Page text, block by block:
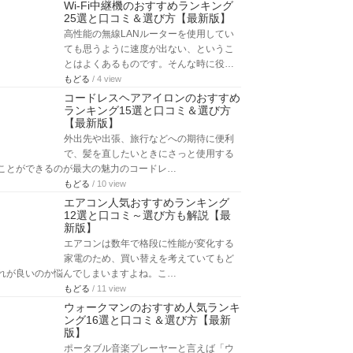
Wi-Fi中継機のおすすめランキング
25選と口コミ＆選び方【最新版】
高性能の無線LANルーターを使用してい
ても思うように速度が出ない、というこ
とはよくあるものです。そんな時に役…
もどる / 4 view
コードレスヘアアイロンのおすすめ
ランキング15選と口コミ＆選び方
【最新版】
外出先や出張、旅行などへの期待に便利
で、髪を直したいときにさっと使用する
とができるのが最大の魅力のコードレ…
もどる / 10 view
エアコン人気おすすめランキング
12選と口コミ～選び方も解説【最
新版】
エアコンは数年で格段に性能が変化する
家電のため、買い替えを考えていてもど
が良いのか悩んでしまいますよね。こ…
もどる / 11 view
ウォークマンのおすすめ人気ランキ
ング16選と口コミ＆選び方【最新
版】
ポータブル音楽プレーヤーと言えば「ウ